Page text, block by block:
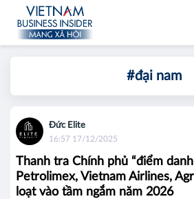
#đại nam
Đức Elite
16:57 17/12/2025
Thanh tra Chính phủ “điểm
Petrolimex, Vietnam Airlines,
loạt vào tầm ngắm năm 2026